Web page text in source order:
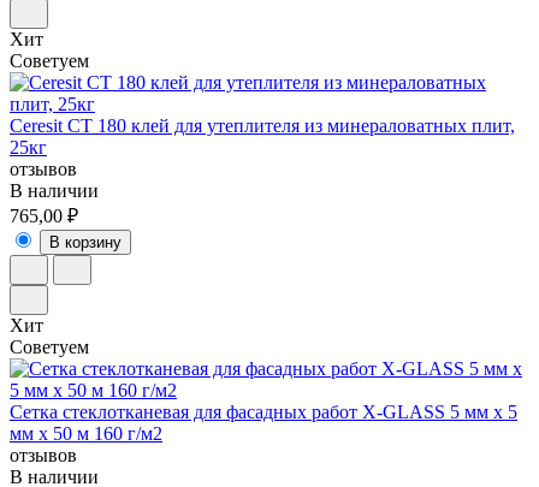
Хит
Советуем
Ceresit CT 180 клей для утеплителя из минераловатных плит,
25кг
отзывов
В наличии
765,00 ₽
В корзину
Хит
Советуем
Сетка стеклотканевая для фасадных работ X-GLASS 5 мм х 5
мм х 50 м 160 г/м2
отзывов
В наличии